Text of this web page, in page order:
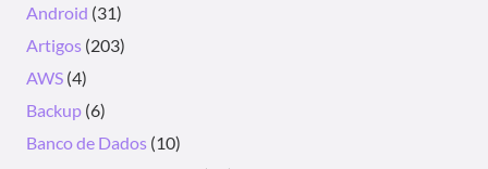
Android (31)
Artigos (203)
AWS (4)
Backup (6)
Banco de Dados (10)